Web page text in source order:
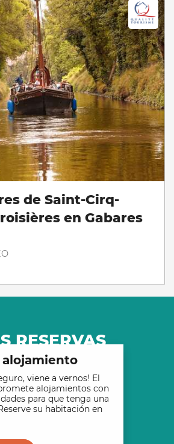
de Saint-Cirq-
en Gabares
RESERVAS
alojamiento
viene a vernos! El
alojamientos con
para que tenga una
su habitación en